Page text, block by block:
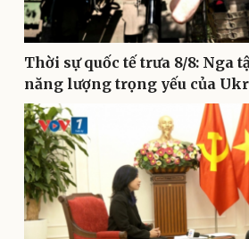
Thời sự quốc tế trưa 8/8: Nga
năng lượng trọng yếu của